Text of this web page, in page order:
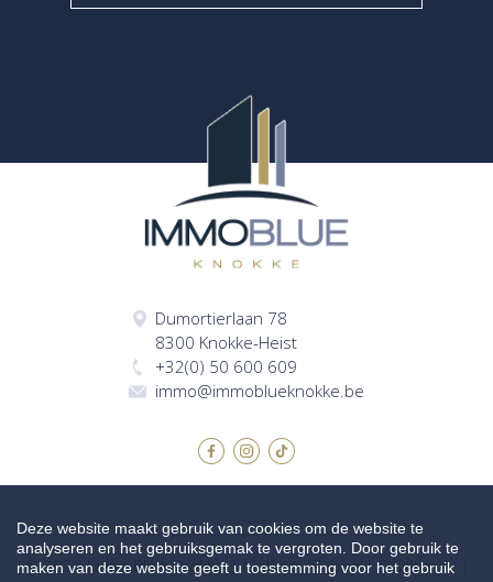
Dumortierlaan 78
8300 Knokke-Heist
+32(0) 50 600 609
immo@immoblueknokke.be
© 2026 Immo Blue Knokke | Made by Zabun|Disclaimer
Deze website maakt gebruik van cookies om de website te
analyseren en het gebruiksgemak te vergroten. Door gebruik te
maken van deze website geeft u toestemming voor het gebruik